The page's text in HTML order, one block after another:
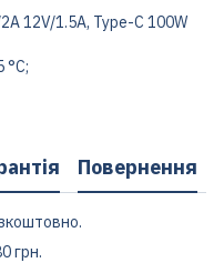
12V/1.5A, Type-C 100W
°C;
Повернення
грн.